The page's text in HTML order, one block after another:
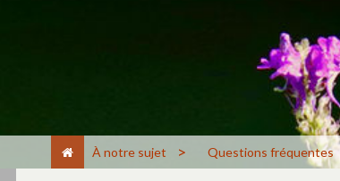
À notre sujet > Questions fréquentes